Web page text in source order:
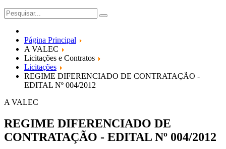
Página Principal
A VALEC
Licitações e Contratos
Licitações
REGIME DIFERENCIADO DE CONTRATAÇÃO -
EDITAL Nº 004/2012
A VALEC
REGIME DIFERENCIADO DE
CONTRATAÇÃO - EDITAL Nº 004/2012